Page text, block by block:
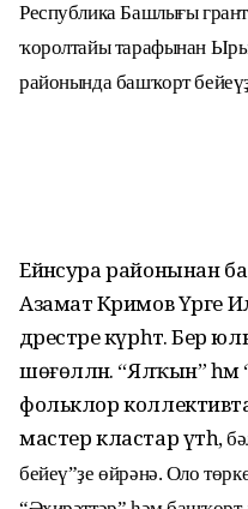
Республика Башлығы
ҡоролтайы тарафынан
районында башҡорт
Ейәнсура районынан
Азамат Кәримов Үрге
дәрестәре күрһәтә. Бер
шөғөлләнә. “Ялҡын” һәм
фольклор
мастер кластар үтһә,
бейеү”ҙе өйрәнә. Оло